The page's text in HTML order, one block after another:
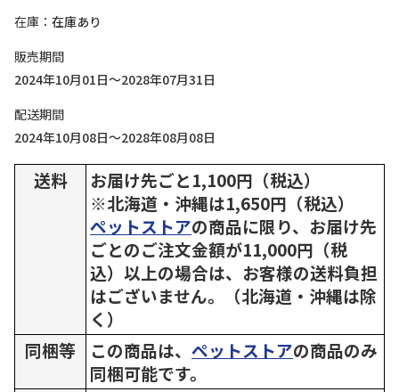
在庫
在庫あり
販売期間
2024年10月01日～2028年07月31日
配送期間
2024年10月08日～2028年08月08日
送料
お届け先ごと1,100円（税込）
※北海道・沖縄は1,650円（税込）
ペットストアの商品に限り、お届け先
ごとのご注文金額が11,000円（税
込）以上の場合は、お客様の送料負担
はございません。（北海道・沖縄は除
く）
同梱等
この商品は、 ペットストアの商品のみ
同梱可能です。